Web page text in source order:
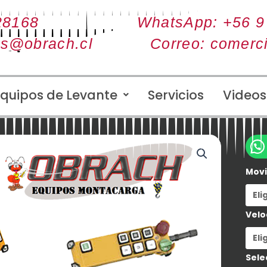
WhatsApp: +56
Correo:
de Levante Servicios Videos